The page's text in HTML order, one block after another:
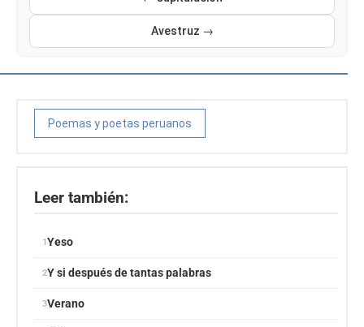
Avestruz →
Poemas y poetas peruanos
Leer también:
Yeso
Y si después de tantas palabras
Verano